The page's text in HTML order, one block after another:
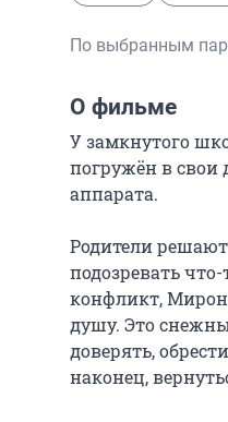
По выбранным
О фильме
У замкнутого
погружён в свои
аппарата.
Родители
подозревать
конфликт, Мирон
душу. Это
доверять,
наконец,